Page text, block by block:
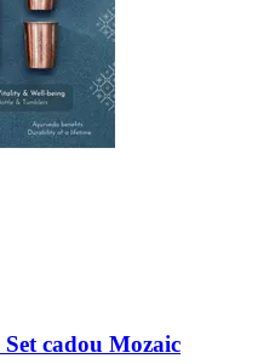
Set cadou Mozaic